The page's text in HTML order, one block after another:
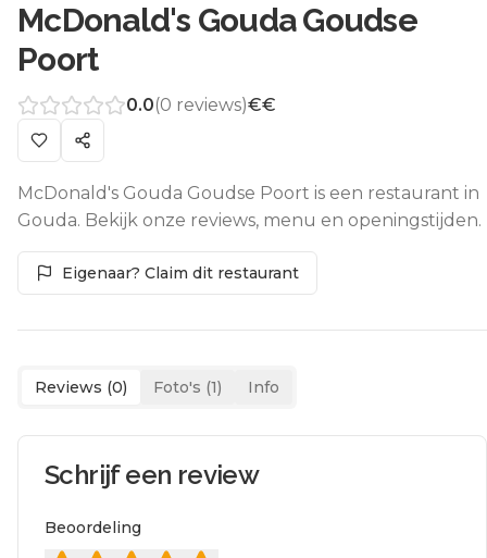
McDonald's Gouda Goudse
Poort
0.0(0 reviews)€€
McDonald's Gouda Goudse Poort is een restaurant in
Gouda. Bekijk onze reviews, menu en openingstijden.
Eigenaar? Claim dit restaurant
Reviews (0) Foto's (1) Info
Schrijf een review
Beoordeling